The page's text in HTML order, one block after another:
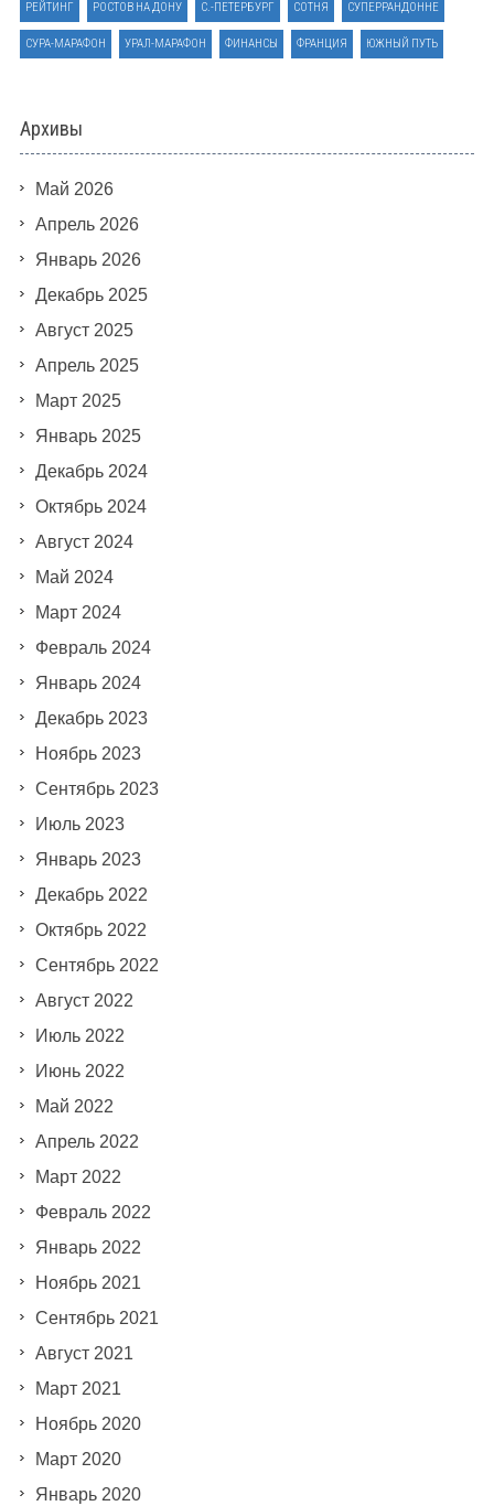
РЕЙТИНГ РОСТОВ НА ДОНУ С.-ПЕТЕРБУРГ СОТНЯ СУПЕРРАНДОННЕ
СУРА-МАРАФОН УРАЛ-МАРАФОН ФИНАНСЫ ФРАНЦИЯ ЮЖНЫЙ ПУТЬ
Архивы
Май 2026
Апрель 2026
Январь 2026
Декабрь 2025
Август 2025
Апрель 2025
Март 2025
Январь 2025
Декабрь 2024
Октябрь 2024
Август 2024
Май 2024
Март 2024
Февраль 2024
Январь 2024
Декабрь 2023
Ноябрь 2023
Сентябрь 2023
Июль 2023
Январь 2023
Декабрь 2022
Октябрь 2022
Сентябрь 2022
Август 2022
Июль 2022
Июнь 2022
Май 2022
Апрель 2022
Март 2022
Февраль 2022
Январь 2022
Ноябрь 2021
Сентябрь 2021
Август 2021
Март 2021
Ноябрь 2020
Март 2020
Январь 2020